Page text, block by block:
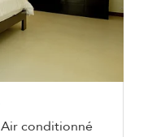
Air conditionné